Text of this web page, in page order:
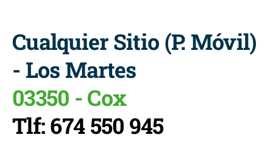
Cualquier Sitio (P. Móvil)
- Los Martes
03350 - Cox
Tlf: 674 550 945